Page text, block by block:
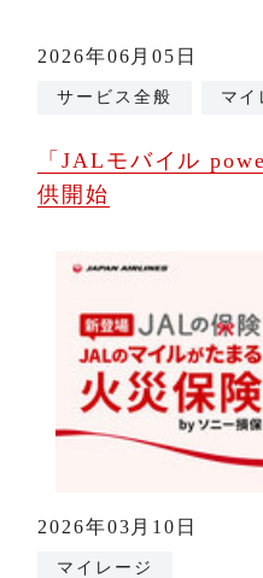
2026年06月05日
サービス全般 マイ
「JALモバイル
供開始
2026年03月10日
マイレージ